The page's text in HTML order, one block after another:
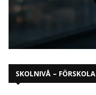
SKOLNIVÅ – FÖRSKOLA